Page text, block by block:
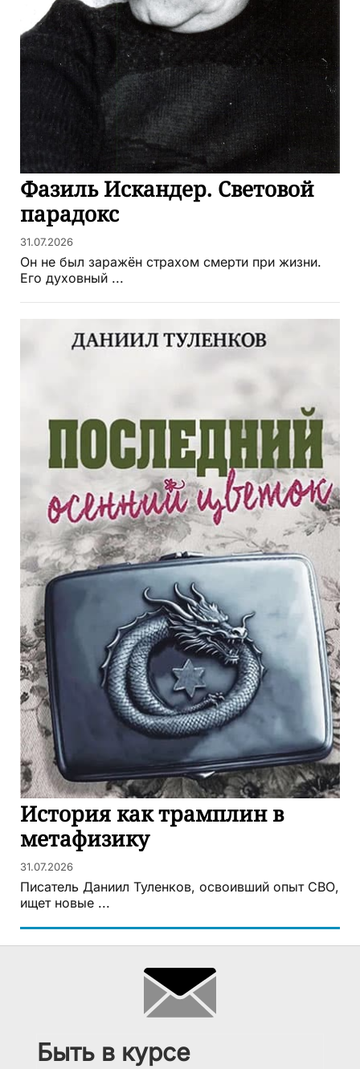
Фазиль Искандер. Световой
парадокс
31.07.2026
Он не был заражён страхом смерти при жизни.
Его духовный ...
История как трамплин в
метафизику
31.07.2026
Писатель Даниил Туленков, освоивший опыт СВО,
ищет новые ...
Быть в курсе